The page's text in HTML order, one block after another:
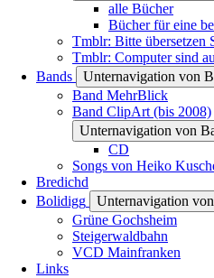
alle Bücher
Bücher für eine
Tmblr: Bitte übersetzen
Tmblr: Computer sind
Bands
Unternavigation von
Band MehrBlick
Band ClipArt (bis 2008)
Unternavigation von
CD
Songs von Heiko
Bredichd
Bolidigg
Unternavigation
Grüne Gochsheim
Steigerwaldbahn
VCD Mainfranken
Links